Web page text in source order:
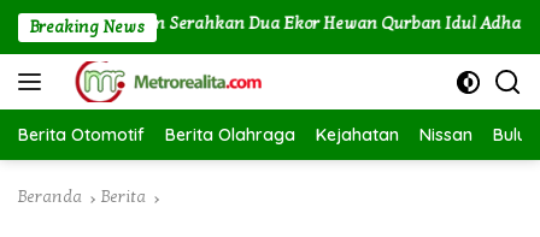
Langsung
Breaking News
Angin Serahkan Dua Ekor Hewan Qurban Idul Adha 1447H/
Berita Otomotif Berita Olahraga Kejahatan Nissan
Beranda Berita